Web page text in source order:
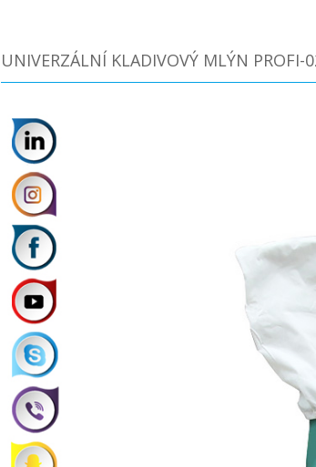
UNIVERZÁLNÍ KLADIVOVÝ MLÝN PROFI-